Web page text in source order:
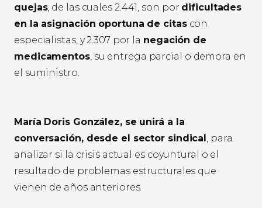
quejas, de las cuales 2.441, son por dificultades
en la asignación oportuna de citascon
especialistas, y 2.307 por la negación de
medicamentos, su entrega parcial o demora en
el suministro.
María Doris González, se unirá a la
conversación, desde el sector sindical , para
analizar si la crisis actual es coyuntural o el
resultado de problemas estructurales que
vienen de años anteriores.